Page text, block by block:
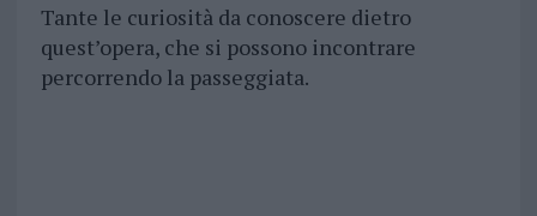
Tante le curiosità da conoscere dietro
quest’opera, che si possono incontrare
percorrendo la passeggiata.